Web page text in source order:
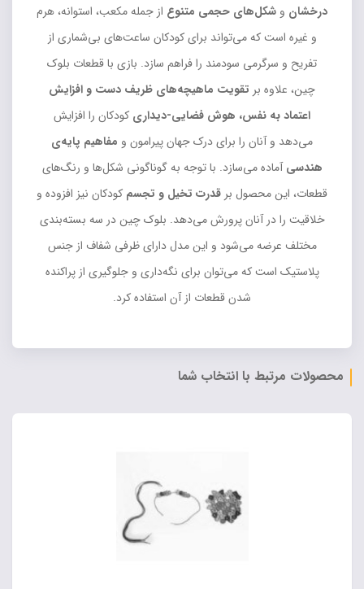
درخشان و شکل‌های حجمی متنوع از جمله مکعب، استوانه، هرم
و غیره است که می‌تواند برای کودکان ساعت‌های بی‌شماری از
تفریح و سرگرمی سودمند را فراهم سازد. بازی با قطعات بلوک
چین، علاوه بر تقویت ماهیچه‌های ظریف دست و افزایش
اعتماد به نفس، هوش فضایی-دیداری کودکان را افزایش
می‌دهد و آنان را برای درک جهان پیرامون و مفاهیم پایه‌ی
هندسیآماده می‌سازد. با توجه به گوناگونی شکل‌ها و رنگ‌های
قطعات، این محصول بر قدرت تخیل و تجسم کودکان نیز افزوده و
خلاقیت را در آنان پرورش می‌دهد. بلوک چین در سه بسته‌بندی
مختلف عرضه می‌شود و این مدل دارای ظرفی شفاف از جنس
پلاستیک است که می‌توان برای نگه‌داری و جلوگیری از پراکنده
شدن قطعات از آن استفاده کرد.
محصولات مرتبط با انتخاب شما